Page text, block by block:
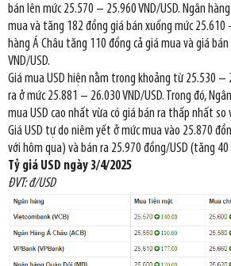
bán lên mức 25.570 – 25.960 VND/USD. Ngân
mua và tăng 182 đồng giá bán xuống mức 25.610
hàng Á Châu tăng 110 đồng cả giá mua và giá
VND/USD.
Giá mua USD hiện nằm trong khoảng từ 25.530 –
ra ở mức 25.881 – 26.030 VND/USD. Trong đó,
mua USD cao nhất vừa có giá bán ra thấp nhất so
Giá USD tự do niêm yết ở mức mua vào 25.870
với hôm qua) và bán ra 25.970 đồng/USD (tăng 40
Tỷ giá USD ngày 3/4/2025
ĐVT: đ/USD